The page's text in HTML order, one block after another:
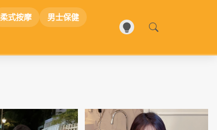
柔式按摩
男士保健
📷